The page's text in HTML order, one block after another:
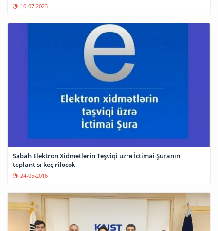
10-07-2023
Sabah Elektron Xidmətlərin Təşviqi üzrə İctimai Şuranın
toplantısı keçiriləcək
24-05-2016